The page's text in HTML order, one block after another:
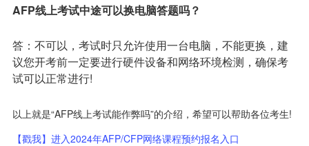
AFP线上考试中途可以换电脑答题吗？
答：不可以，考试时只允许使用一台电脑，不能更换，建
议您开考前一定要进行硬件设备和网络环境检测，确保考
试可以正常进行!
以上就是“AFP线上考试能作弊吗”的介绍，希望可以帮助各位考生!
【戳我】进入2024年AFP/CFP网络课程预约报名入口